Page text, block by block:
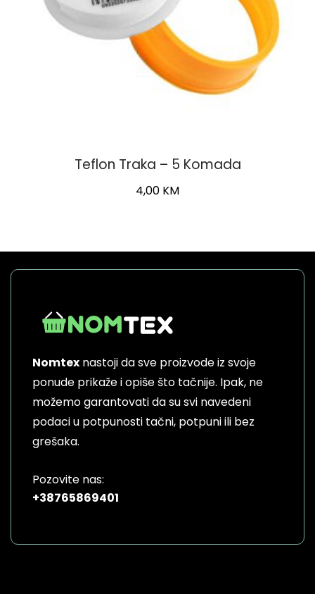
Teflon Traka – 5 Komada
4,00 KM
Nomtex nastoji da sve proizvode iz svoje
ponude prikaže i opiše što tačnije. Ipak, ne
možemo garantovati da su svi navedeni
podaci u potpunosti tačni, potpuni ili bez
grešaka.
Pozovite nas:
+38765869401